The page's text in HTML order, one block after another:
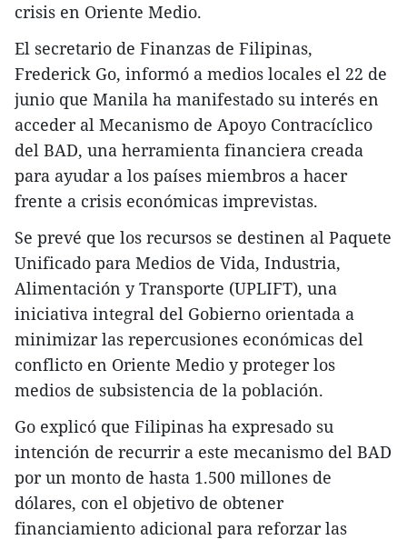
crisis en Oriente Medio.
El secretario de Finanzas de Filipinas,
Frederick Go, informó a medios locales el 22 de
junio que Manila ha manifestado su interés en
acceder al Mecanismo de Apoyo Contracíclico
del BAD, una herramienta financiera creada
para ayudar a los países miembros a hacer
frente a crisis económicas imprevistas.
Se prevé que los recursos se destinen al Paquete
Unificado para Medios de Vida, Industria,
Alimentación y Transporte (UPLIFT), una
iniciativa integral del Gobierno orientada a
minimizar las repercusiones económicas del
conflicto en Oriente Medio y proteger los
medios de subsistencia de la población.
Go explicó que Filipinas ha expresado su
intención de recurrir a este mecanismo del BAD
por un monto de hasta 1.500 millones de
dólares, con el objetivo de obtener
financiamiento adicional para reforzar las